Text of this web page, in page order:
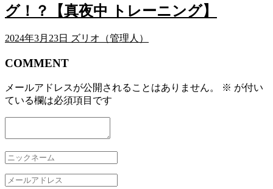
グ！？【真夜中 トレーニング】
2024年3月23日 ズリオ（管理人）
COMMENT
メールアドレスが公開されることはありません。 ※ が付い
ている欄は必須項目です